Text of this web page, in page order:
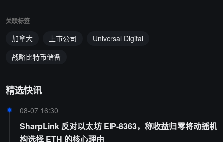
关联标签
加拿大 上市公司
Universal Digital
战略比特币储备
精选快讯
08-07 16:30
SharpLink 反对以太坊 EIP-8363，称收益归零将动摇机
构选择 ETH 的核心理由